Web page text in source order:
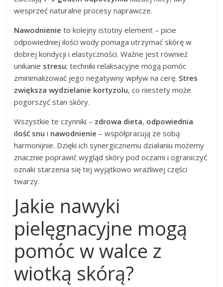
wesprzeć naturalne procesy naprawcze.
Nawodnienie to kolejny istotny element – picie
odpowiedniej ilości wody pomaga utrzymać skórę w
dobrej kondycji i elastyczności. Ważne jest również
unikanie stresu; techniki relaksacyjne mogą pomóc
zminimalizować jego negatywny wpływ na cerę. Stres
zwiększa wydzielanie kortyzolu, co niestety może
pogorszyć stan skóry.
Wszystkie te czynniki – zdrowa dieta, odpowiednia
ilość snu i nawodnienie – współpracują ze sobą
harmonijnie. Dzięki ich synergicznemu działaniu możemy
znacznie poprawić wygląd skóry pod oczami i ograniczyć
oznaki starzenia się tej wyjątkowo wrażliwej części
twarzy.
Jakie nawyki
pielęgnacyjne mogą
pomóc w walce z
wiotką skórą?